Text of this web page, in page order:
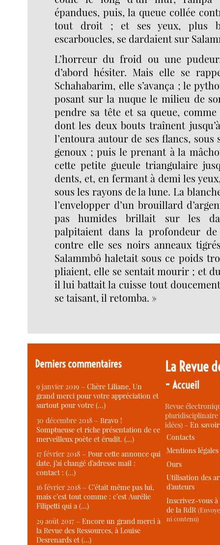
épandues, puis, la queue collée
tout droit ; et ses yeux, plus
escarboucles, se dardaient sur
L’horreur du froid ou une
d’abord hésiter. Mais elle se
Schahabarim, elle s’avança ; le
posant sur la nuque le milieu de
pendre sa tête et sa queue,
dont les deux bouts traînent
l’entoura autour de ses flancs, sous
genoux ; puis le prenant à la
cette petite gueule triangulaire
dents, et, en fermant à demi les
sous les rayons de la lune. La
l’envelopper d’un brouillard
pas humides brillait sur les
palpitaient dans la profondeur
contre elle ses noirs anneaux
Salammbô haletait sous ce poids
pliaient, elle se sentait mourir ; et
il lui battait la cuisse tout
se taisant, il retomba. »
Derniers commentaires
9 janvier 2019 –Chère Liliane, Un
grand merci pour votre appréciation et
surtout pour votre (…)
30 décembre 2018 –Bravo !
Somptueuse et riche présentation de ce
merveilleux poète et érudit. (…)
17 février 2018 –Pour cette annonce qui
date, j’ai changé d’adresse mail :
contact : (…)
16 février 2018 –C’était même pas lui,
mais c’est tout comme : c’est Aurélie
Filipetti qui a (…)
29 août 2017 –Encore un grand merci à
la Revue des Ressources, à Louise
Desrenards et (…)
La Revue
-Accueil
Revue
idées) -En
Contacts
Mentions légales
Ours
Utilisation des
d’auteurs
Inscrivez-vous
de la RdR
ni contenu)